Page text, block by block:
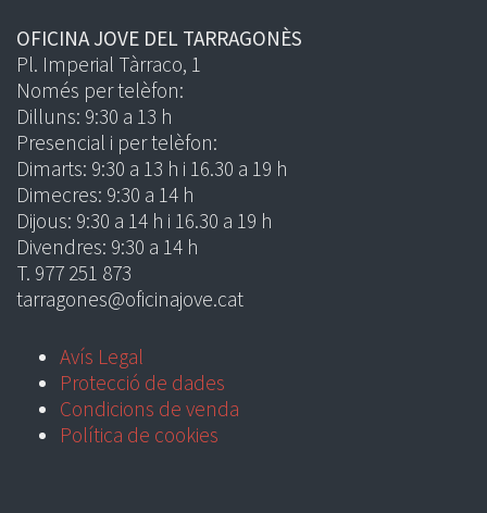
OFICINA JOVE DEL TARRAGONÈS
Pl. Imperial Tàrraco, 1
Només per telèfon:
Dilluns: 9:30 a 13 h
Presencial i per telèfon:
Dimarts: 9:30 a 13 h i 16.30 a 19 h
Dimecres: 9:30 a 14 h
Dijous: 9:30 a 14 h i 16.30 a 19 h
Divendres: 9:30 a 14 h
T. 977 251 873
tarragones@oficinajove.cat
Avís Legal
Protecció de dades
Condicions de venda
Política de cookies